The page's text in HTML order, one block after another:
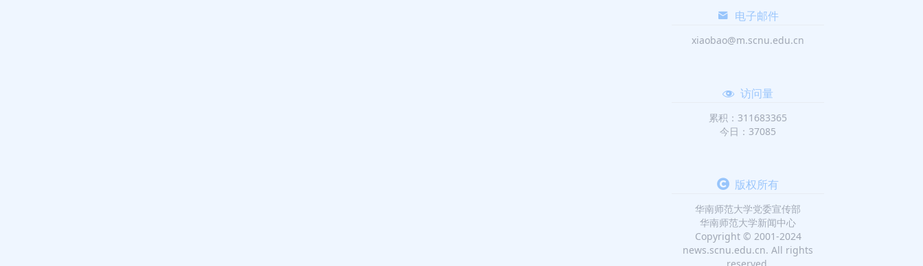
电子邮件
xiaobao@m.scnu.edu.cn
访问量
累积：311683365
今日：37085
版权所有
华南师范大学党委宣传部
华南师范大学新闻中心
Copyright © 2001-2024
news.scnu.edu.cn. All rights